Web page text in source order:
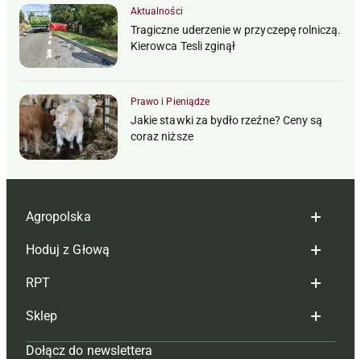
Aktualności
Tragiczne uderzenie w przyczepę rolniczą.
Kierowca Tesli zginął
Prawo i Pieniądze
Jakie stawki za bydło rzeźne? Ceny są
coraz niższe
Agropolska
Redakcja
Reklama
Tagi
Mapa serwisu
Hoduj z Głową
Hoduj z głową bydło
Hoduj z głową świnie
Prenumerata
RPT
Redakcja
Prenumerata
Sklep
Czasopisma i prenumerata
Dołącz do newslettera